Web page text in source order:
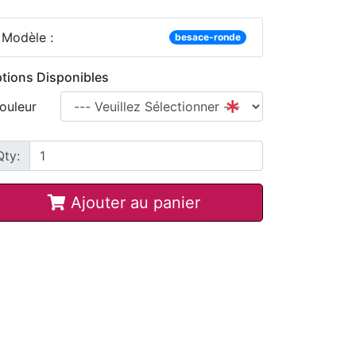
Modèle : besace-ronde
Disponibles
Ajouter au panier